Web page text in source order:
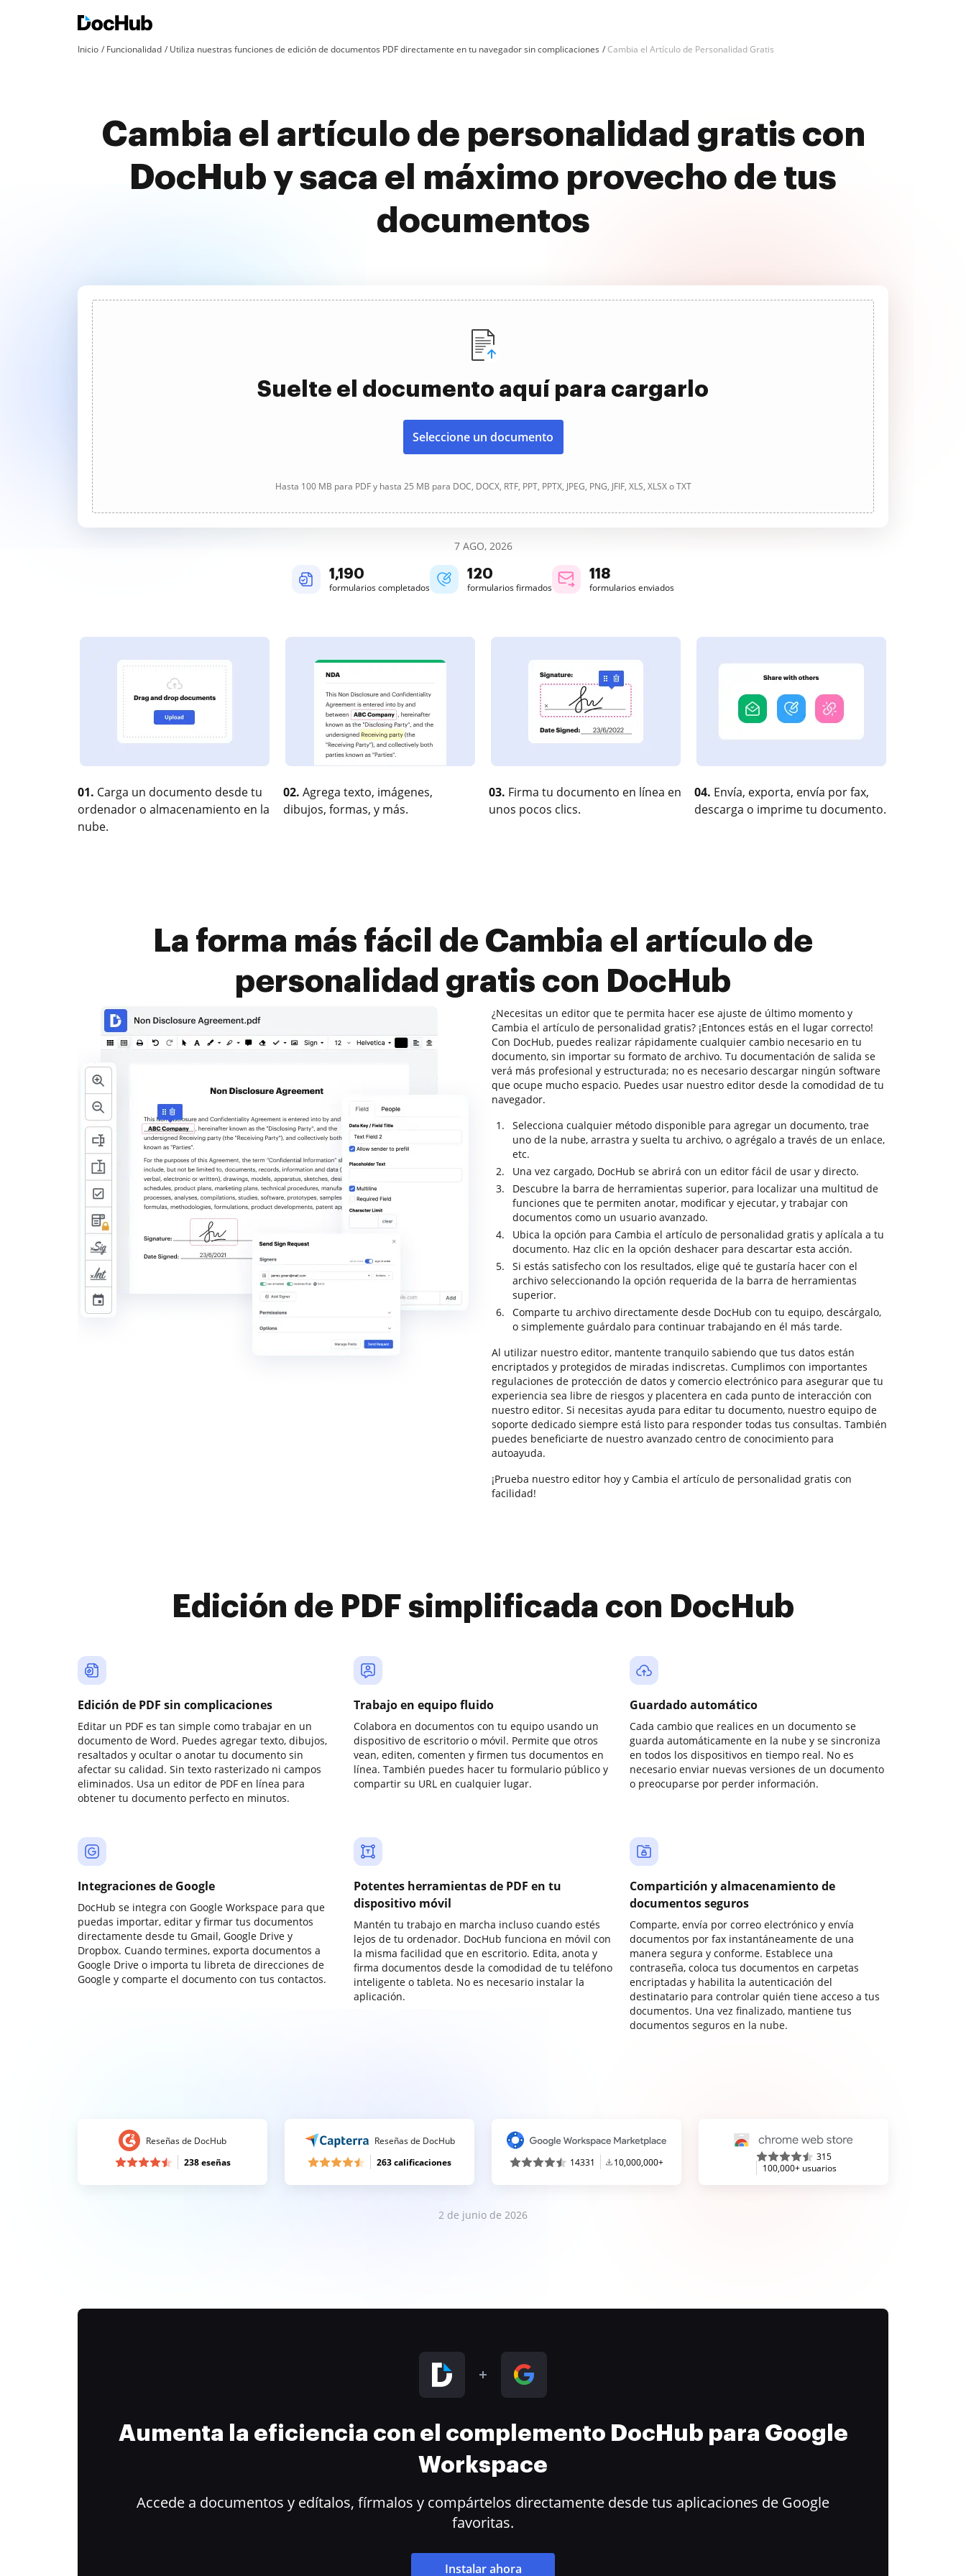
Inicio Funcionalidad Utiliza nuestras funciones de edición de documentos PDF directamente en tu navegador sin complicaciones Cambia el Artículo de Personalidad Gratis
Cambia el artículo de personalidad gratis con
DocHub y saca el máximo provecho de tus
documentos
Suelte el documento aquí para cargarlo
Seleccione un documento
Hasta 100 MB para PDF y hasta 25 MB para DOC, DOCX, RTF, PPT, PPTX, JPEG, PNG, JFIF, XLS, XLSX o TXT
7 AGO, 2026
1,190
formularios completados
120
formularios firmados
118
formularios enviados
01. Carga un documento desde tu
ordenador o almacenamiento en la
nube.
02. Agrega texto, imágenes,
dibujos, formas, y más.
03. Firma tu documento en línea en
unos pocos clics.
04. Envía, exporta, envía por fax,
descarga o imprime tu documento.
La forma más fácil de Cambia el artículo de
personalidad gratis con DocHub
¿Necesitas un editor que te permita hacer ese ajuste de último momento y
Cambia el artículo de personalidad gratis? ¡Entonces estás en el lugar correcto!
Con DocHub, puedes realizar rápidamente cualquier cambio necesario en tu
documento, sin importar su formato de archivo. Tu documentación de salida se
verá más profesional y estructurada; no es necesario descargar ningún software
que ocupe mucho espacio. Puedes usar nuestro editor desde la comodidad de tu
navegador.
Selecciona cualquier método disponible para agregar un documento, trae
uno de la nube, arrastra y suelta tu archivo, o agrégalo a través de un enlace,
etc.
Una vez cargado, DocHub se abrirá con un editor fácil de usar y directo.
Descubre la barra de herramientas superior, para localizar una multitud de
funciones que te permiten anotar, modificar y ejecutar, y trabajar con
documentos como un usuario avanzado.
Ubica la opción para Cambia el artículo de personalidad gratis y aplícala a tu
documento. Haz clic en la opción deshacer para descartar esta acción.
Si estás satisfecho con los resultados, elige qué te gustaría hacer con el
archivo seleccionando la opción requerida de la barra de herramientas
superior.
Comparte tu archivo directamente desde DocHub con tu equipo, descárgalo,
o simplemente guárdalo para continuar trabajando en él más tarde.
Al utilizar nuestro editor, mantente tranquilo sabiendo que tus datos están
encriptados y protegidos de miradas indiscretas. Cumplimos con importantes
regulaciones de protección de datos y comercio electrónico para asegurar que tu
experiencia sea libre de riesgos y placentera en cada punto de interacción con
nuestro editor. Si necesitas ayuda para editar tu documento, nuestro equipo de
soporte dedicado siempre está listo para responder todas tus consultas. También
puedes beneficiarte de nuestro avanzado centro de conocimiento para
autoayuda.
¡Prueba nuestro editor hoy y Cambia el artículo de personalidad gratis con
facilidad!
Edición de PDF simplificada con DocHub
Edición de PDF sin complicaciones
Editar un PDF es tan simple como trabajar en un
documento de Word. Puedes agregar texto, dibujos,
resaltados y ocultar o anotar tu documento sin
afectar su calidad. Sin texto rasterizado ni campos
eliminados. Usa un editor de PDF en línea para
obtener tu documento perfecto en minutos.
Trabajo en equipo fluido
Colabora en documentos con tu equipo usando un
dispositivo de escritorio o móvil. Permite que otros
vean, editen, comenten y firmen tus documentos en
línea. También puedes hacer tu formulario público y
compartir su URL en cualquier lugar.
Guardado automático
Cada cambio que realices en un documento se
guarda automáticamente en la nube y se sincroniza
en todos los dispositivos en tiempo real. No es
necesario enviar nuevas versiones de un documento
o preocuparse por perder información.
Integraciones de Google
DocHub se integra con Google Workspace para que
puedas importar, editar y firmar tus documentos
directamente desde tu Gmail, Google Drive y
Dropbox. Cuando termines, exporta documentos a
Google Drive o importa tu libreta de direcciones de
Google y comparte el documento con tus contactos.
Potentes herramientas de PDF en tu
dispositivo móvil
Mantén tu trabajo en marcha incluso cuando estés
lejos de tu ordenador. DocHub funciona en móvil con
la misma facilidad que en escritorio. Edita, anota y
firma documentos desde la comodidad de tu teléfono
inteligente o tableta. No es necesario instalar la
aplicación.
Compartición y almacenamiento de
documentos seguros
Comparte, envía por correo electrónico y envía
documentos por fax instantáneamente de una
manera segura y conforme. Establece una
contraseña, coloca tus documentos en carpetas
encriptadas y habilita la autenticación del
destinatario para controlar quién tiene acceso a tus
documentos. Una vez finalizado, mantiene tus
documentos seguros en la nube.
Reseñas de DocHub
238 eseñas
Reseñas de DocHub
263 calificaciones
14331 10,000,000+
315
100,000+ usuarios
2 de junio de 2026
Aumenta la eficiencia con el complemento DocHub para Google
Workspace
Accede a documentos y edítalos, fírmalos y compártelos directamente desde tus aplicaciones de Google
favoritas.
Instalar ahora